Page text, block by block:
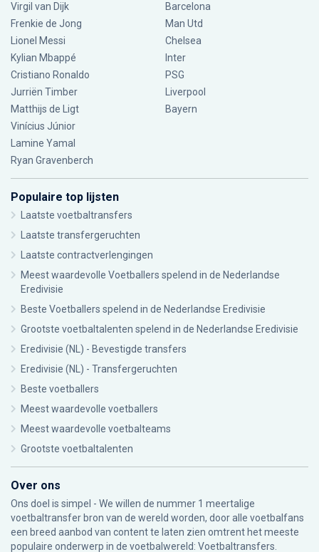
Virgil van Dijk
Frenkie de Jong
Lionel Messi
Kylian Mbappé
Cristiano Ronaldo
Jurriën Timber
Matthijs de Ligt
Vinícius Júnior
Lamine Yamal
Ryan Gravenberch
Barcelona
Man Utd
Chelsea
Inter
PSG
Liverpool
Bayern
Populaire top lijsten
Laatste voetbaltransfers
Laatste transfergeruchten
Laatste contractverlengingen
Meest waardevolle Voetballers spelend in de Nederlandse
Eredivisie
Beste Voetballers spelend in de Nederlandse Eredivisie
Grootste voetbaltalenten spelend in de Nederlandse Eredivisie
Eredivisie (NL) - Bevestigde transfers
Eredivisie (NL) - Transfergeruchten
Beste voetballers
Meest waardevolle voetballers
Meest waardevolle voetbalteams
Grootste voetbaltalenten
Over ons
Ons doel is simpel - We willen de nummer 1 meertalige
voetbaltransfer bron van de wereld worden, door alle voetbalfans
een breed aanbod van content te laten zien omtrent het meeste
populaire onderwerp in de voetbalwereld: Voetbaltransfers.